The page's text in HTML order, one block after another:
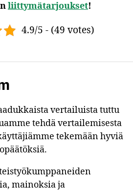
liittymätarjoukset!
4.9/5 - (49 votes)
vertailuista tuttu
tehdä vertailemisesta
tekemään hyviä
mainoksia ja